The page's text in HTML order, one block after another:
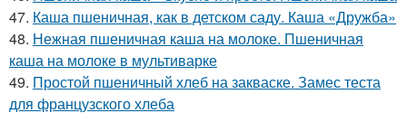
47. Каша пшеничная, как в детском саду. Каша «Дружба»
48. Нежная пшеничная каша на молоке. Пшеничная
каша на молоке в мультиварке
49. Простой пшеничный хлеб на закваске. Замес теста
для французского хлеба